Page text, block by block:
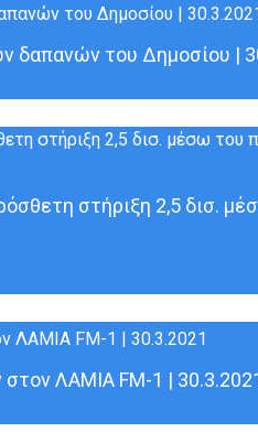
δαπανών του Δημοσίου |
στήριξη 2,5 δισ.
ΛΑΜΙΑ FM-1 |